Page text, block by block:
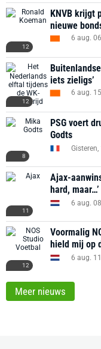
12
KNVB krijgt
nieuwe
6 aug.
12
iets zieligs’
6 aug.
8
PSG voert
Godts
Gisteren,
11
Ajax-
hard, maar…’
6 aug.
12
Voormalig
hield mij op
6 aug.
Meer nieuws